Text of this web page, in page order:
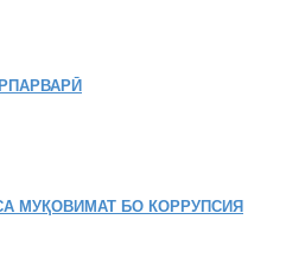
МУҚОВИМАТ БО КОРРУПСИЯ